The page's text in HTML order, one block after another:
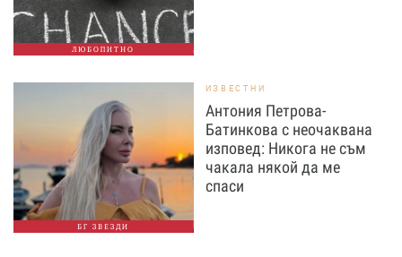
ЛЮБОПИТНО
БГ ЗВЕЗДИ
ИЗВЕСТНИ
Антония Петрова-
Батинкова с неочаквана
изповед: Никога не съм
чакала някой да ме
спаси